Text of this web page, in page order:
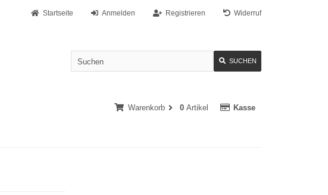
Widerruf
Registrieren
Anmelden
Startseite
SUCHEN
Kasse
Warenkorb 0 Artikel